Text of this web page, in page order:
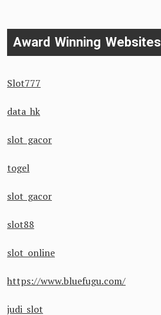
Award Winning Websites
Slot777
data hk
slot gacor
togel
slot gacor
slot88
slot online
https://www.bluefugu.com/
judi slot